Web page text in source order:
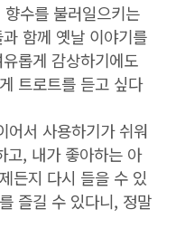
수를 불러일으키는
함께 옛날 이야기를
롭게 감상하기에도
트로트를 듣고 싶다
어서 사용하기가 쉬워
고, 내가 좋아하는 아
든지 다시 들을 수 있
즐길 수 있다니, 정말